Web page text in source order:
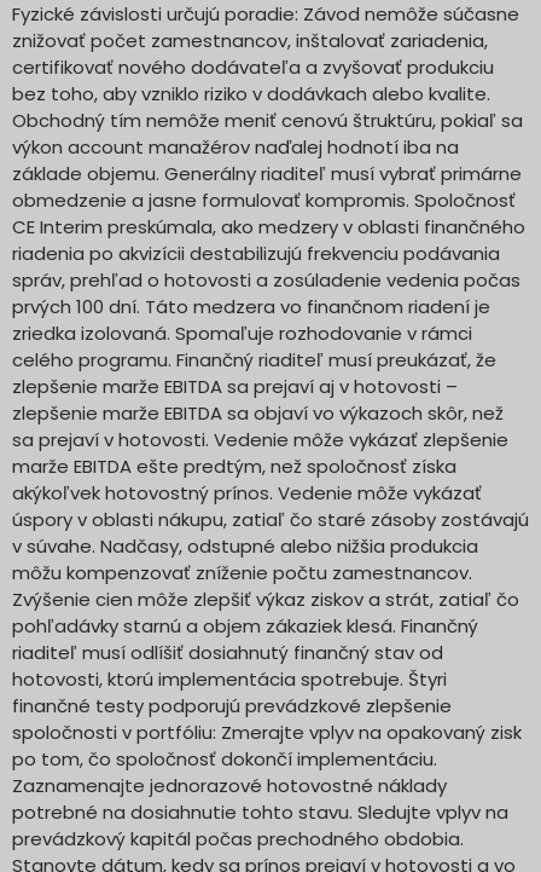
Fyzické závislosti určujú poradie: Závod nemôže súčasne
znižovať počet zamestnancov, inštalovať zariadenia,
certifikovať nového dodávateľa a zvyšovať produkciu
bez toho, aby vzniklo riziko v dodávkach alebo kvalite.
Obchodný tím nemôže meniť cenovú štruktúru, pokiaľ sa
výkon account manažérov naďalej hodnotí iba na
základe objemu. Generálny riaditeľ musí vybrať primárne
obmedzenie a jasne formulovať kompromis. Spoločnosť
CE Interim preskúmala, ako medzery v oblasti finančného
riadenia po akvizícii destabilizujú frekvenciu podávania
správ, prehľad o hotovosti a zosúladenie vedenia počas
prvých 100 dní. Táto medzera vo finančnom riadení je
zriedka izolovaná. Spomaľuje rozhodovanie v rámci
celého programu. Finančný riaditeľ musí preukázať, že
zlepšenie marže EBITDA sa prejaví aj v hotovosti –
zlepšenie marže EBITDA sa objaví vo výkazoch skôr, než
sa prejaví v hotovosti. Vedenie môže vykázať zlepšenie
marže EBITDA ešte predtým, než spoločnosť získa
akýkoľvek hotovostný prínos. Vedenie môže vykázať
úspory v oblasti nákupu, zatiaľ čo staré zásoby zostávajú
v súvahe. Nadčasy, odstupné alebo nižšia produkcia
môžu kompenzovať zníženie počtu zamestnancov.
Zvýšenie cien môže zlepšiť výkaz ziskov a strát, zatiaľ čo
pohľadávky starnú a objem zákaziek klesá. Finančný
riaditeľ musí odlíšiť dosiahnutý finančný stav od
hotovosti, ktorú implementácia spotrebuje. Štyri
finančné testy podporujú prevádzkové zlepšenie
spoločnosti v portfóliu: Zmerajte vplyv na opakovaný zisk
po tom, čo spoločnosť dokončí implementáciu.
Zaznamenajte jednorazové hotovostné náklady
potrebné na dosiahnutie tohto stavu. Sledujte vplyv na
prevádzkový kapitál počas prechodného obdobia.
Stanovte dátum, kedy sa prínos prejaví v hotovosti a vo